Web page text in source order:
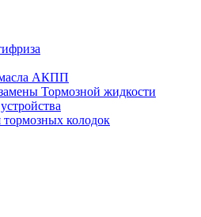
масла АКПП
Тормозной жидкости
колодок